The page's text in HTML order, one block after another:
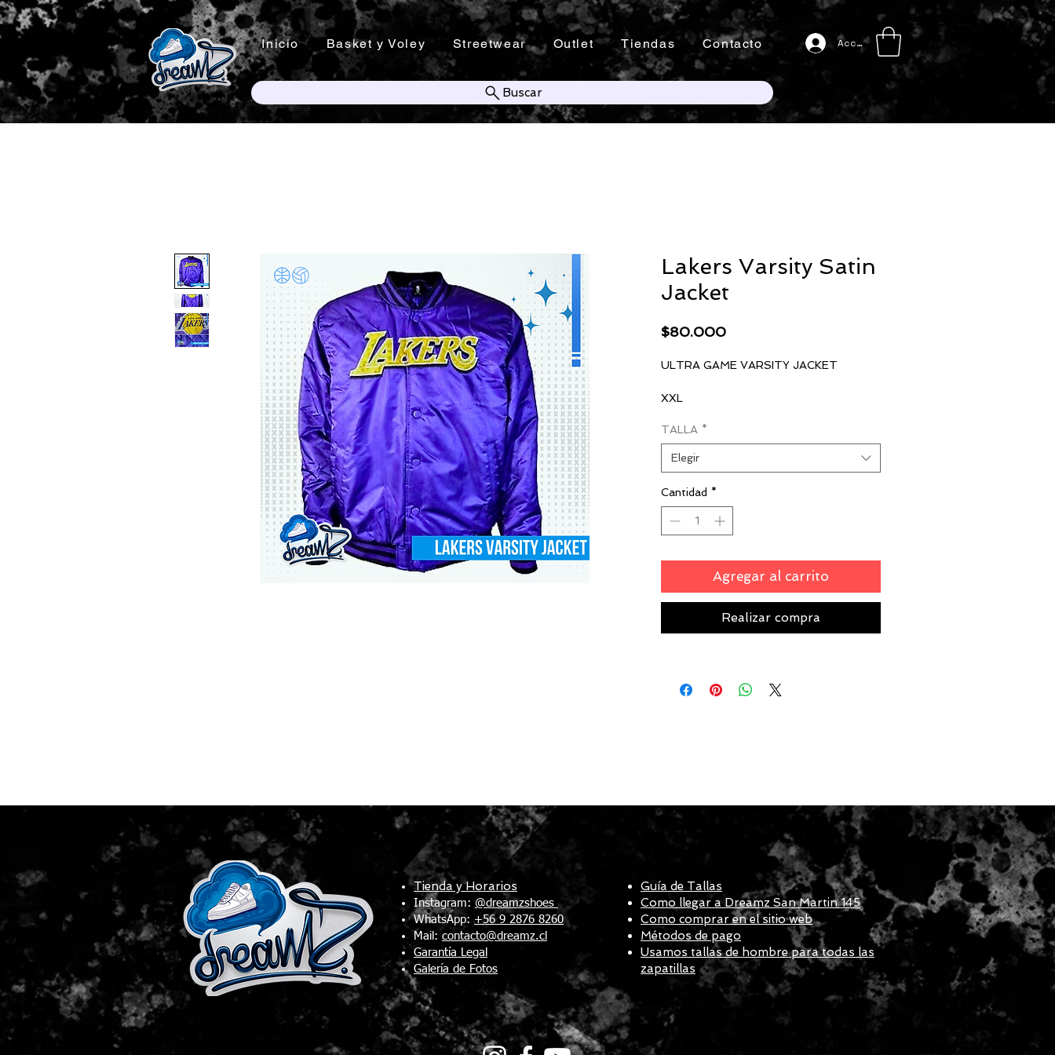
Inicio Basket y Voley Streetwear Outlet Tiendas Contacto
Buscar
Acceso
Lakers Varsity Satin
Jacket
$80.000Precio
ULTRA GAME VARSITY JACKET
XXL
$80.000
TALLA *
Elegir
Cantidad *
Agregar al carrito
Realizar compra
Tienda y Horarios
Instagram: @dreamzshoes
WhatsApp:+56 9 2876 8260
Mail: contacto@dreamz.cl
Garantía Legal
Galería de Fotos
Guía de Tallas
Como llegar a Dreamz San Martin 145
Como comprar en el sitio web
Métodos de pago
Usamos tallas de hombre para todas las
zapatillas